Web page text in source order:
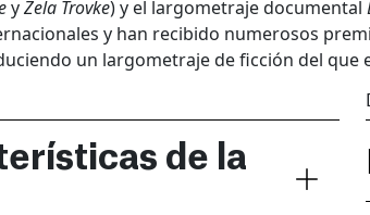
yZela Trovke) y el largometraje docu­mental
y han recibido numerosos
un largometraje de ficción del que
de la